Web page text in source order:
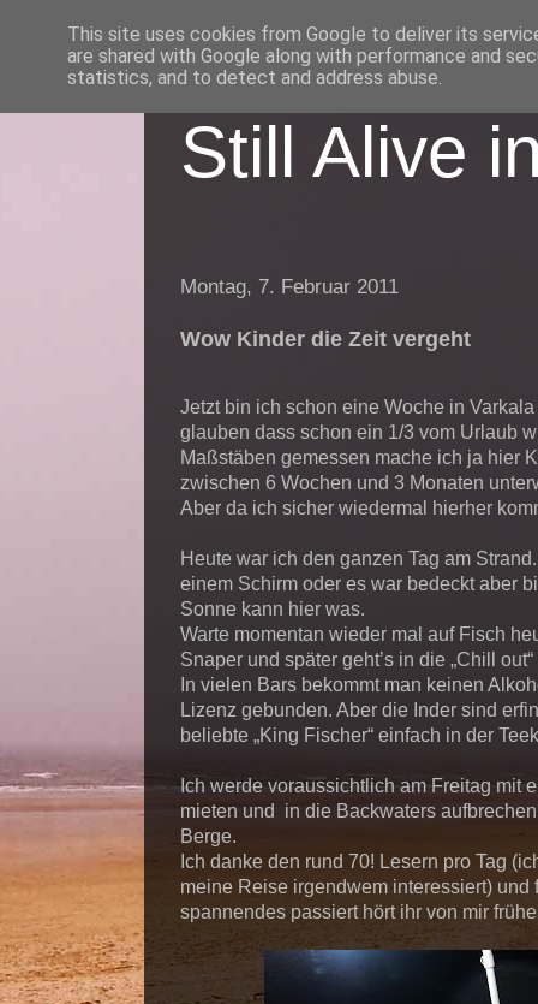
Still Alive
Montag, 7. Februar 2011
Wow Kinder die Zeit vergeht
Jetzt bin ich schon eine Woche in
glauben dass schon ein 1/3 vom Urlaub
Maßstäben gemessen mache ich ja hier
zwischen 6 Wochen und 3 Monaten
Aber da ich sicher wiedermal hierher
Heute war ich den ganzen Tag am
einem Schirm oder es war bedeckt aber
Sonne kann hier was.
Warte momentan wieder mal auf Fisch
Snaper und später geht’s in die „Chill out“
In vielen Bars bekommt man keinen
Lizenz gebunden. Aber die Inder sind
beliebte „King Fischer“ einfach in der
Ich werde voraussichtlich am Freitag mit
mieten und in die Backwaters
Berge.
Ich danke den rund 70! Lesern pro Tag
meine Reise irgendwem interessiert)
spannendes passiert hört ihr von mir
This site uses cookies from Google to deliver its
are shared with Google along with performance and
statistics, and to detect and address abuse.